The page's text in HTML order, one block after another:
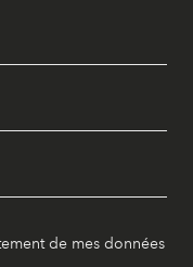
de mes données